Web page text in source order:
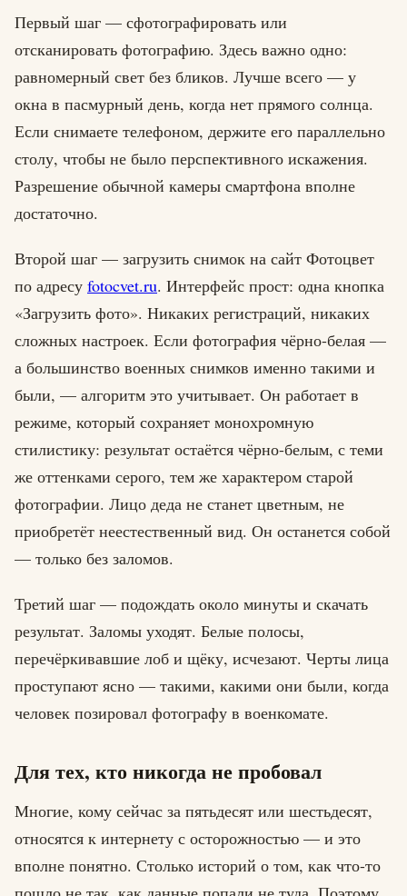
Первый шаг — сфотографировать или
отсканировать фотографию. Здесь важно одно:
равномерный свет без бликов. Лучше всего — у
окна в пасмурный день, когда нет прямого солнца.
Если снимаете телефоном, держите его параллельно
столу, чтобы не было перспективного искажения.
Разрешение обычной камеры смартфона вполне
достаточно.
Второй шаг — загрузить снимок на сайт Фотоцвет
по адресу fotocvet.ru. Интерфейс прост: одна кнопка
«Загрузить фото». Никаких регистраций, никаких
сложных настроек. Если фотография чёрно-белая —
а большинство военных снимков именно такими и
были, — алгоритм это учитывает. Он работает в
режиме, который сохраняет монохромную
стилистику: результат остаётся чёрно-белым, с теми
же оттенками серого, тем же характером старой
фотографии. Лицо деда не станет цветным, не
приобретёт неестественный вид. Он останется собой
— только без заломов.
Третий шаг — подождать около минуты и скачать
результат. Заломы уходят. Белые полосы,
перечёркивавшие лоб и щёку, исчезают. Черты лица
проступают ясно — такими, какими они были, когда
человек позировал фотографу в военкомате.
Для тех, кто никогда не пробовал
Многие, кому сейчас за пятьдесят или шестьдесят,
относятся к интернету с осторожностью — и это
вполне понятно. Столько историй о том, как что-то